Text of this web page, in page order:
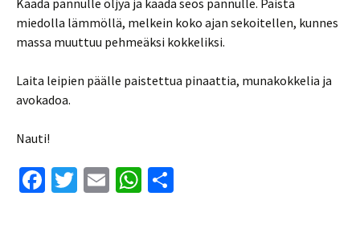
Kaada pannulle öljyä ja kaada seos pannulle. Paista
miedolla lämmöllä, melkein koko ajan sekoitellen, kunnes
massa muuttuu pehmeäksi kokkeliksi.
Laita leipien päälle paistettua pinaattia, munakokkelia ja
avokadoa.
Nauti!
Fa T
E
W